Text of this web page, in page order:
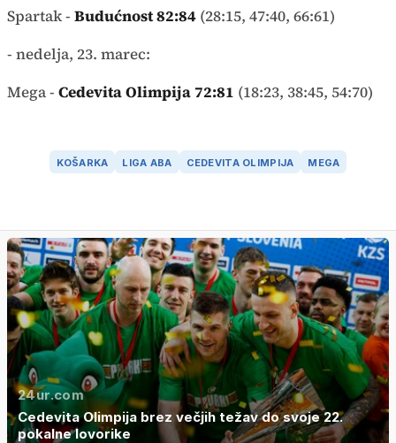
Spartak - Budućnost 82:84 (28:15, 47:40, 66:61)
- nedelja, 23. marec:
Mega - Cedevita Olimpija 72:81 (18:23, 38:45, 54:70)
KOŠARKA LIGA ABA CEDEVITA OLIMPIJA MEGA
24ur.com
Cedevita Olimpija brez večjih težav do svoje 22.
pokalne lovorike